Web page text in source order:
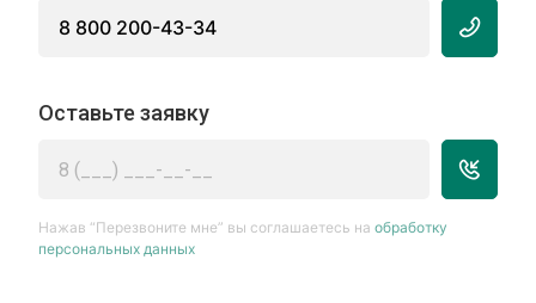
8 800 200-43-34
Оставьте заявку
Нажав “Перезвоните мне” вы соглашаетесь наобработку
персональных данных